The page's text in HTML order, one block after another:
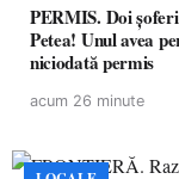
PERMIS. Doi
Petea! Unul avea
niciodată permis
acum 26 minute